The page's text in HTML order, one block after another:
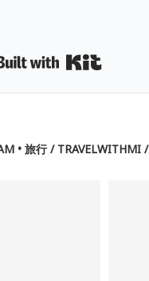
• 旅行 / TRAVELWITHMI /